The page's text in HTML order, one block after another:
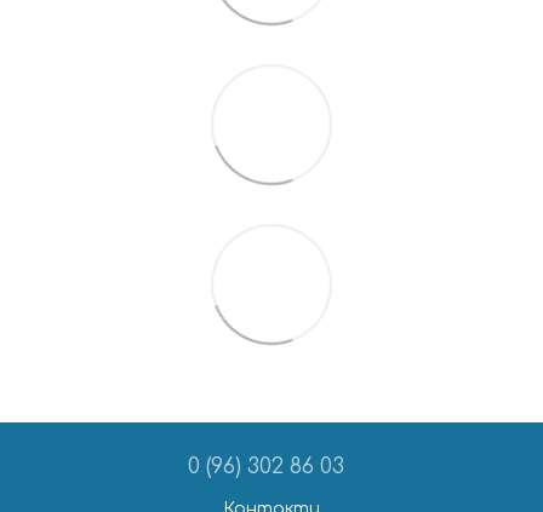
0 (96) 302 86 03